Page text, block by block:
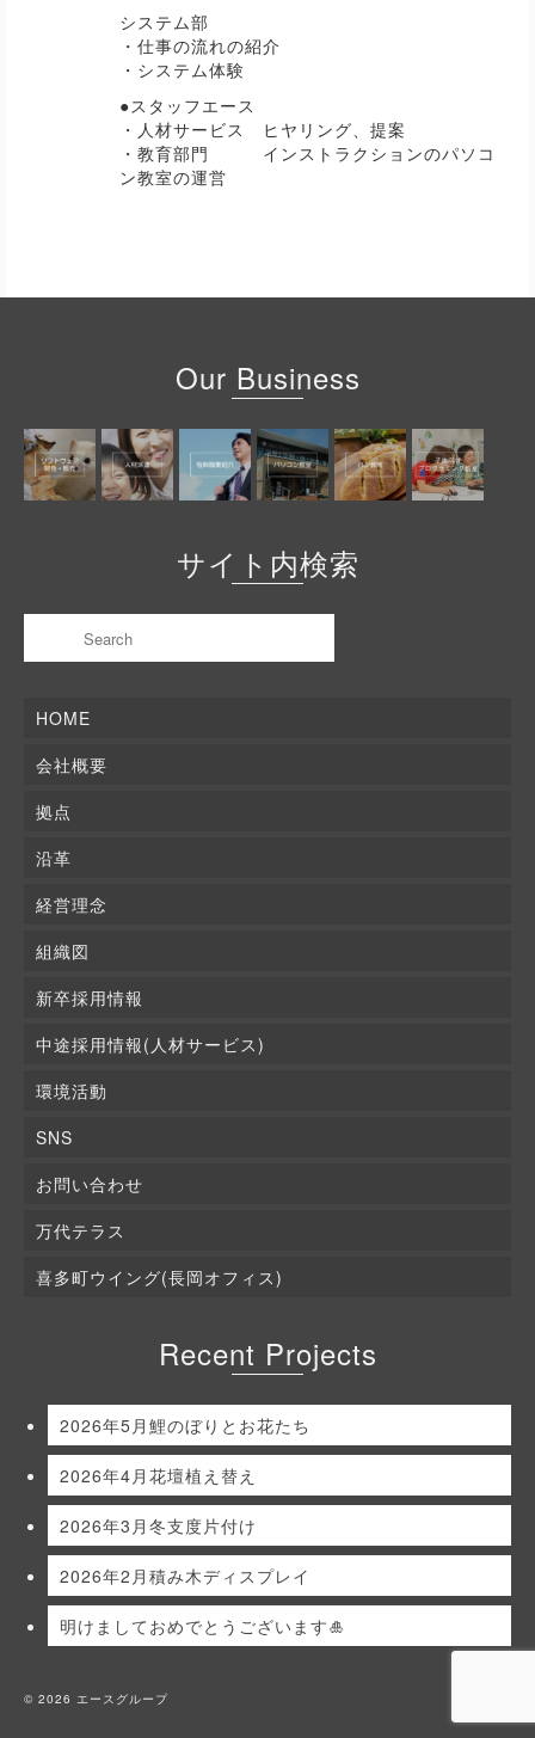
システム部
・仕事の流れの紹介
・システム体験
●スタッフエース
・人材サービス ヒヤリング、提案
・教育部門 インストラクションのパソコ
ン教室の運営
Our Business
サイト内検索
HOME
会社概要
拠点
沿革
経営理念
組織図
新卒採用情報
中途採用情報(人材サービス)
環境活動
SNS
お問い合わせ
万代テラス
喜多町ウイング(長岡オフィス)
Recent Projects
2026年5月鯉のぼりとお花たち
2026年4月花壇植え替え
2026年3月冬支度片付け
2026年2月積み木ディスプレイ
明けましておめでとうございます🎍
© 2026 エースグループ